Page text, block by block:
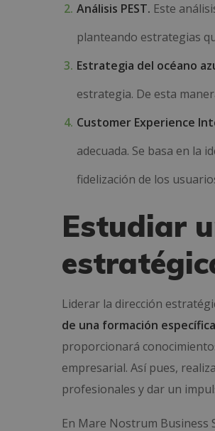
Análisis PEST. Este
planteando estrategias
Estrategia del océano
estrategia. De esta
Customer Experience
adecuada. Se basa en la
fidelización de los
Estudiar
Liderar la dirección
de una formación específica
proporcionará
empresarial. Así pues,
profesionales y dar un
En Mare Nostrum Business